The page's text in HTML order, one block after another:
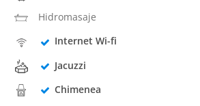
Hidromasaje
Internet Wi-fi
Jacuzzi
Chimenea